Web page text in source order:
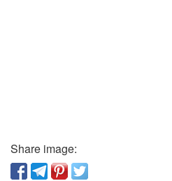
Share image: